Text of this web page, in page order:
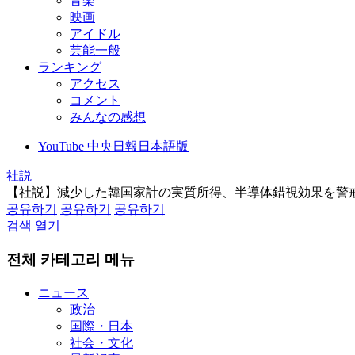
映画
アイドル
芸能一般
ランキング
アクセス
コメント
みんなの感想
YouTube 中央日報日本語版
社説
【社説】減少した韓国家計の実質所得、半導体錯視効果を警
공유하기
공유하기
공유하기
검색 열기
전체 카테고리 메뉴
ニュース
政治
国際・日本
社会・文化